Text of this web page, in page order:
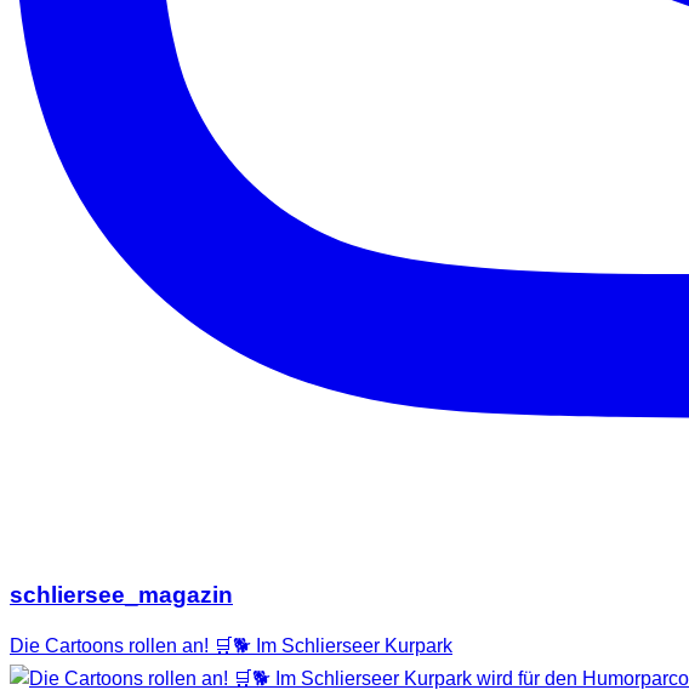
schliersee_magazin
Die Cartoons rollen an! 🛒🐕 Im Schlierseer Kurpark